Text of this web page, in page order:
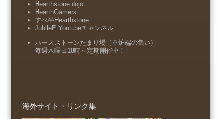
Hearthstone dojo
HearthGamers
すべ半Hearthstone
JubileE Youtubeチャンネル
ハースストーンたまり場（※炉端の集い）
毎週木曜日18時～定期開催中！
海外サイト・リンク集